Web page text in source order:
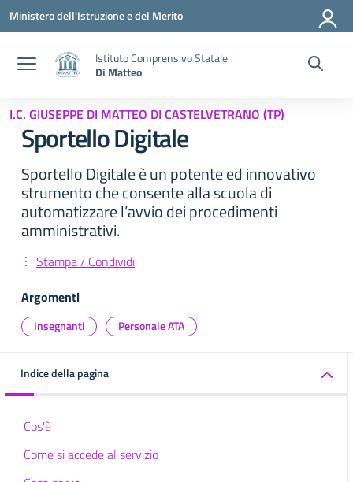
Vai ai contenuti
Vai al menu di navigazione
Vai al footer
Ministero dell'Istruzione e del Merito
Istituto Comprensivo Statale
Di Matteo
I.C. GIUSEPPE DI MATTEO DI CASTELVETRANO (TP)
Sportello Digitale
Sportello Digitale è un potente ed innovativo
strumento che consente alla scuola di
automatizzare l’avvio dei procedimenti
amministrativi.
Stampa / Condividi
Argomenti
Insegnanti Personale ATA
Indice della pagina
Cos'è
Come si accede al servizio